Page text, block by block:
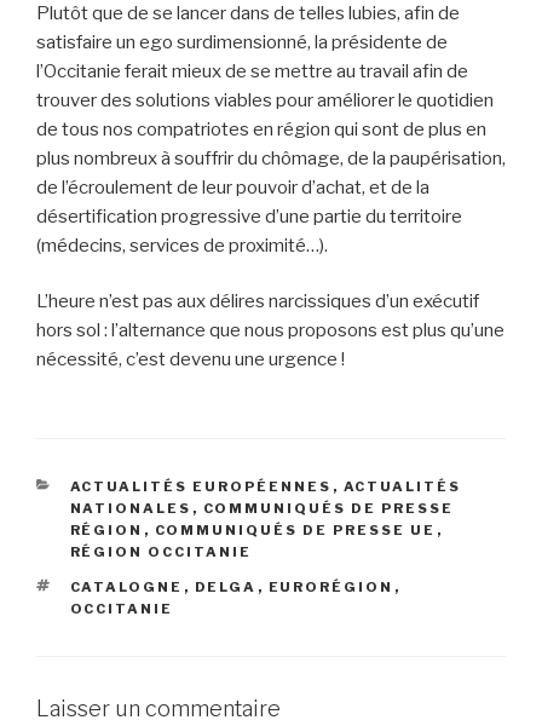
Plutôt que de se lancer dans de telles lubies, afin de
satisfaire un ego surdimensionné, la présidente de
l’Occitanie ferait mieux de se mettre au travail afin de
trouver des solutions viables pour améliorer le quotidien
de tous nos compatriotes en région qui sont de plus en
plus nombreux à souffrir du chômage, de la paupérisation,
de l’écroulement de leur pouvoir d’achat, et de la
désertification progressive d’une partie du territoire
(médecins, services de proximité…).
L’heure n’est pas aux délires narcissiques d’un exécutif
hors sol : l’alternance que nous proposons est plus qu’une
nécessité, c’est devenu une urgence !
CATÉGORIES
ACTUALITÉS EUROPÉENNES , ACTUALITÉS
NATIONALES , COMMUNIQUÉS DE PRESSE
RÉGION , COMMUNIQUÉS DE PRESSE UE ,
RÉGION OCCITANIE
ÉTIQUETTES
CATALOGNE , DELGA , EURORÉGION ,
OCCITANIE
Laisser un commentaire